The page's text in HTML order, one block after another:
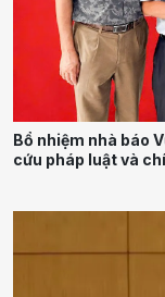
Bổ nhiệm nhà báo
cứu pháp luật và